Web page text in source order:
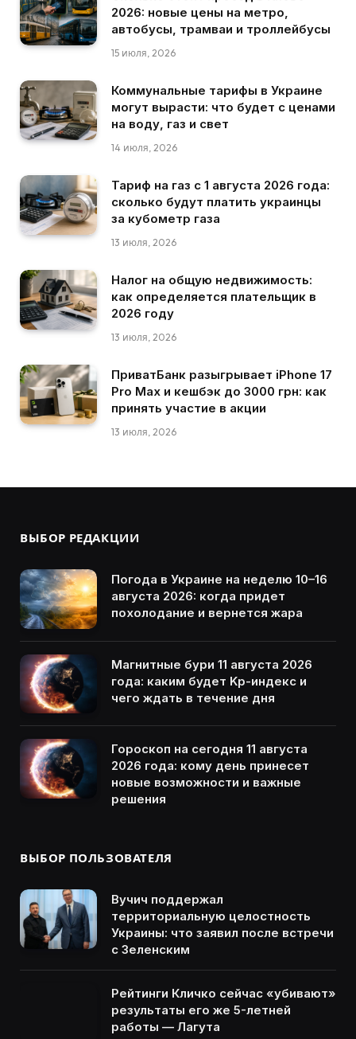
2026: новые цены на метро,
автобусы, трамваи и троллейбусы
15 июля, 2026
Коммунальные тарифы в Украине
могут вырасти: что будет с ценами
на воду, газ и свет
14 июля, 2026
Тариф на газ с 1 августа 2026 года:
сколько будут платить украинцы
за кубометр газа
13 июля, 2026
Налог на общую недвижимость:
как определяется плательщик в
2026 году
13 июля, 2026
ПриватБанк разыгрывает iPhone 17
Pro Max и кешбэк до 3000 грн: как
принять участие в акции
13 июля, 2026
ВЫБОР РЕДАКЦИИ
Погода в Украине на неделю 10–16
августа 2026: когда придет
похолодание и вернется жара
Магнитные бури 11 августа 2026
года: каким будет Kp-индекс и
чего ждать в течение дня
Гороскоп на сегодня 11 августа
2026 года: кому день принесет
новые возможности и важные
решения
ВЫБОР ПОЛЬЗОВАТЕЛЯ
Вучич поддержал
территориальную целостность
Украины: что заявил после встречи
с Зеленским
Рейтинги Кличко сейчас «убивают»
результаты его же 5-летней
работы — Лагута